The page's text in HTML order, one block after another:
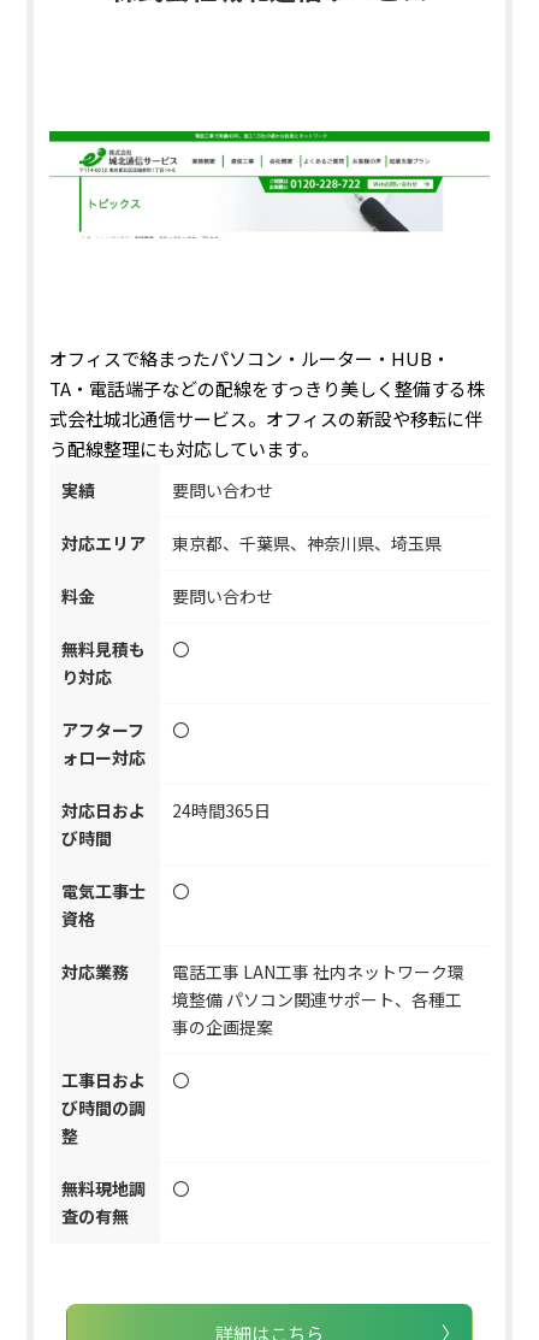
オフィスで絡まったパソコン・ルーター・HUB・
TA・電話端子などの配線をすっきり美しく整備する株
式会社城北通信サービス。 オフィスの新設や移転に伴
う配線整理にも対応しています。
実績 要問い合わせ
対応エリア 東京都、千葉県、神奈川県、埼玉県
料金 要問い合わせ
無料見積も
り対応
〇
アフターフ
ォロー対応
〇
対応日およ
び時間
24時間365日
電気工事士
資格
〇
対応業務
電話工事 LAN工事 社内ネットワーク環
境整備 パソコン関連サポート、各種工
事の企画提案
工事日およ
び時間の調
整
〇
無料現地調
査の有無
〇
詳細はこちら